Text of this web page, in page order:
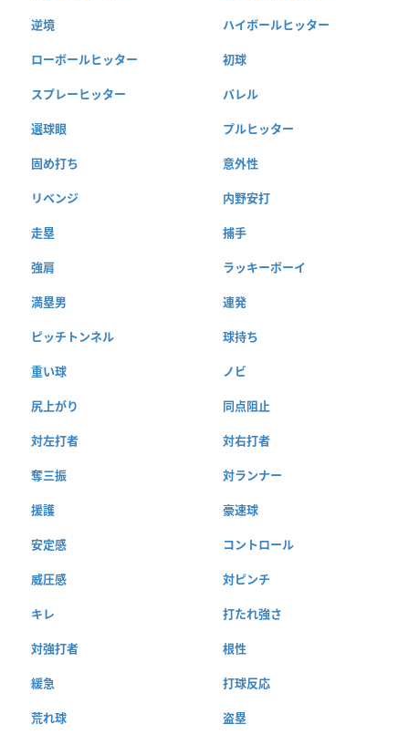
逆境 ハイボールヒッター
ローボールヒッター 初球
スプレーヒッター バレル
選球眼 プルヒッター
固め打ち 意外性
リベンジ 内野安打
走塁 捕手
強肩 ラッキーボーイ
満塁男 連発
ピッチトンネル 球持ち
重い球 ノビ
尻上がり 同点阻止
対左打者 対右打者
奪三振 対ランナー
援護 豪速球
安定感 コントロール
威圧感 対ピンチ
キレ 打たれ強さ
対強打者 根性
緩急 打球反応
荒れ球 盗塁